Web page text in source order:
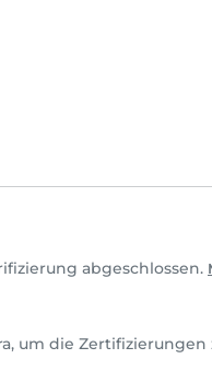
abgeschlossen.
um die Zertifizierungen